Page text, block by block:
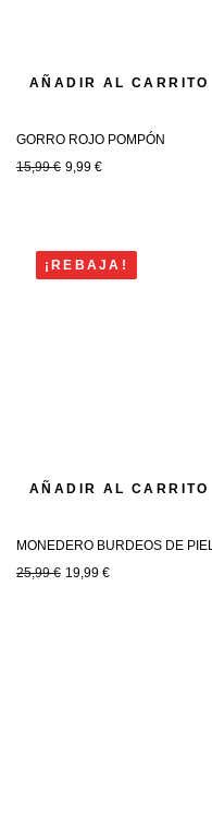
AÑADIR AL CARRITO
GORRO ROJO POMPÓN
15,99€ 9,99 €
¡REBAJA!
AÑADIR AL CARRITO
MONEDERO BURDEOS DE PIEL
25,99€ 19,99 €